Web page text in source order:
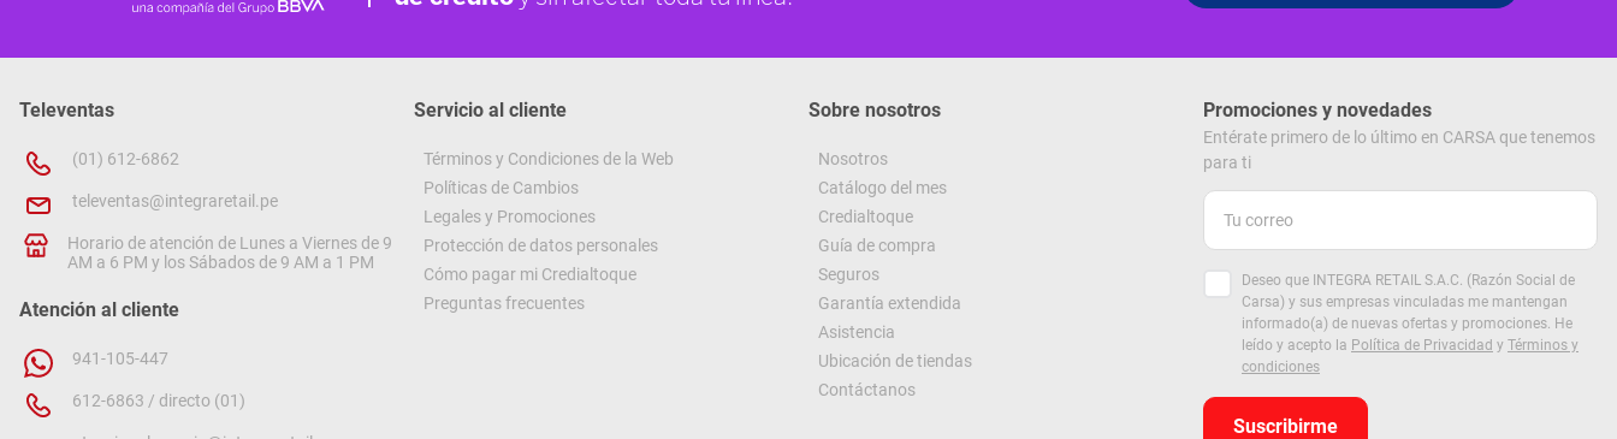
Televentas
(01) 612-6862
televentas@integraretail.pe
Horario de atención de Lunes a Viernes de 9
AM a 6 PM y los Sábados de 9 AM a 1 PM
Atención al cliente
941-105-447
612-6863 / directo (01)
Servicio al cliente
Términos y Condiciones de la Web
Políticas de Cambios
Legales y Promociones
Protección de datos personales
Cómo pagar mi Credialtoque
Preguntas frecuentes
Sobre nosotros
Nosotros
Catálogo del mes
Credialtoque
Guía de compra
Seguros
Garantía extendida
Asistencia
Ubicación de tiendas
Contáctanos
Promociones y novedades
Entérate primero de lo último en CARSA que tenemos
para ti
Deseo que INTEGRA RETAIL S.A.C. (Razón Social de
Carsa) y sus empresas vinculadas me mantengan
informado(a) de nuevas ofertas y promociones. He
leído y acepto la Política de Privacidad y Términos y
condiciones
Suscribirme